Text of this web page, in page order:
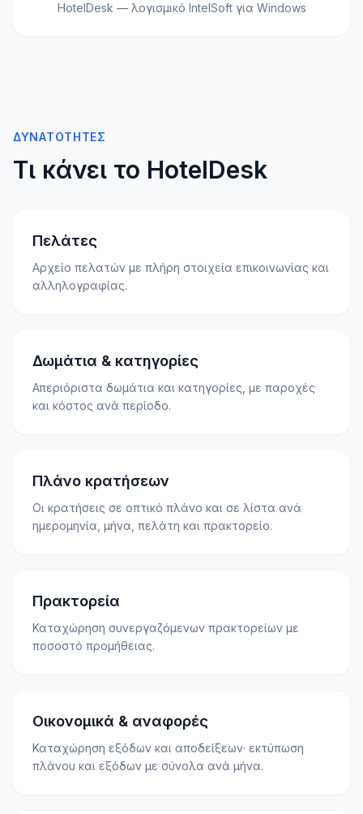
HotelDesk — λογισμικό IntelSoft για Windows
ΔΥΝΑΤΌΤΗΤΕΣ
Τι κάνει το HotelDesk
Πελάτες
Αρχείο πελατών με πλήρη στοιχεία επικοινωνίας και
αλληλογραφίας.
Δωμάτια & κατηγορίες
Απεριόριστα δωμάτια και κατηγορίες, με παροχές
και κόστος ανά περίοδο.
Πλάνο κρατήσεων
Οι κρατήσεις σε οπτικό πλάνο και σε λίστα ανά
ημερομηνία, μήνα, πελάτη και πρακτορείο.
Πρακτορεία
Καταχώρηση συνεργαζόμενων πρακτορείων με
ποσοστό προμήθειας.
Οικονομικά & αναφορές
Καταχώρηση εξόδων και αποδείξεων· εκτύπωση
πλάνου και εξόδων με σύνολα ανά μήνα.